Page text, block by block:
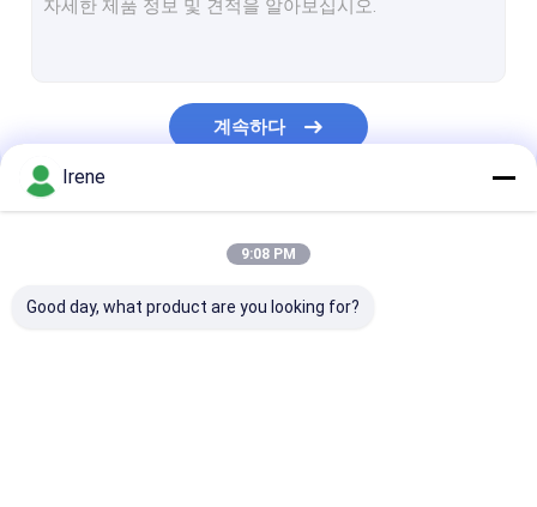
선창 힘과 물 주춧대
플라스틱 목제 갑판
계속하다
Irene
9:08 PM
Good day, what product are you looking for?